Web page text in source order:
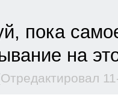
пока
на